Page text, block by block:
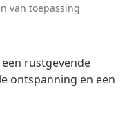
van toepassing
rustgevende
ontspanning en een